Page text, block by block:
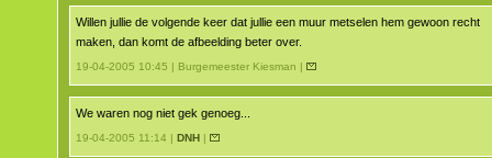
Willen jullie de volgende keer dat jullie een muur metselen hem gewoon recht
maken, dan komt de afbeelding beter over.
19-04-2005 10:45 | Burgemeester Kiesman |
We waren nog niet gek genoeg...
19-04-2005 11:14 | DNH |